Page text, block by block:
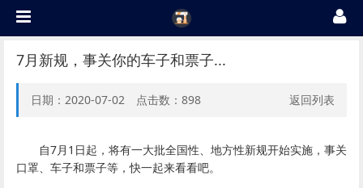
7月新规，事关你的车子和票子...
日期：2020-07-02 点击数： 898 返回列表
自7月1日起，将有一大批全国性、地方性新规开始实施，事关
口罩、车子和票子等，快一起来看看吧。